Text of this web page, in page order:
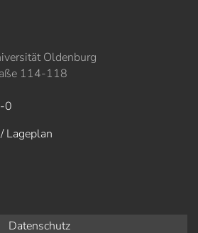
Oldenburg
114-118
0
Lageplan
Datenschutz